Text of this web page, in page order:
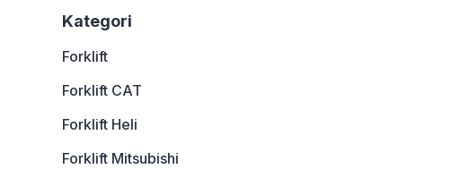
Kategori
Forklift
Forklift CAT
Forklift Heli
Forklift Mitsubishi